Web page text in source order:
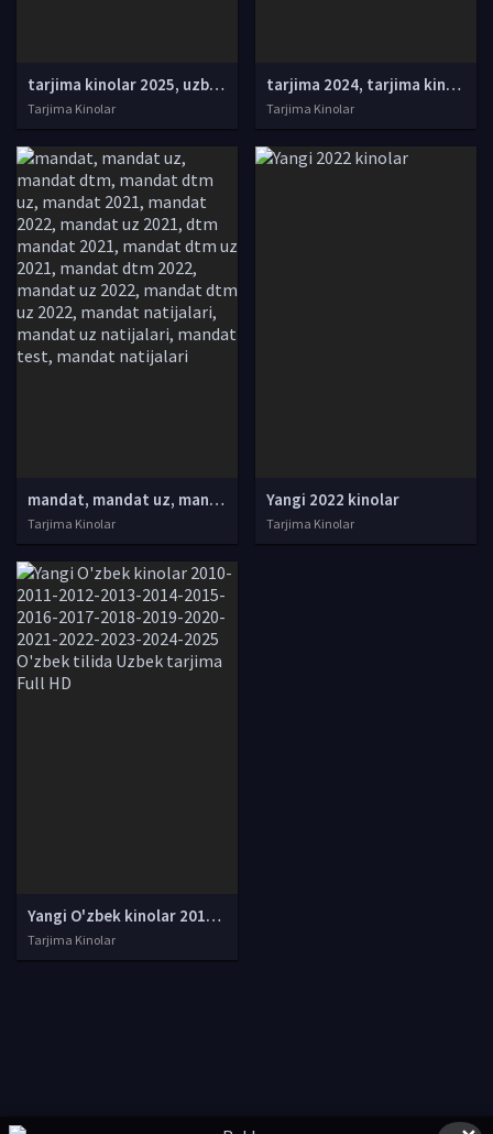
tarjima kinolar 2025, uzbek tarjima kinolar 2025, tarjima kinolar uzbek tilida 2025, tarjima kinolar o zbek 2025, tarjima kinolar o zbek tilida 2025, yangi tarjima kinolar 2025, uzmovi tarjima kinolar 2025, uzmovi com tarjima kinolar 2025, uzbekcha t
Tarjima Kinolar
tarjima 2024, tarjima kinolar 2024, uzbek tarjima 2024, tarjima kinolar tilida tilida 2024, uzbek tilida tarjima 2024, kino tarjima 2024, uzbek tarjima kinolar 2024, tarjima kinolar 2024 uzbek tilida, tarjima kinolar 2024 o zbek, tarjima kinolar 2024
Tarjima Kinolar
mandat, mandat uz, mandat dtm, mandat dtm uz, mandat 2021, mandat 2022, mandat uz 2021, dtm mandat 2021, mandat dtm uz 2021, mandat dtm 2022, mandat uz 2022, mandat dtm uz 2022, mandat natijalari, mandat uz natijalari, mandat test, mandat natijalari
Tarjima Kinolar
Yangi 2022 kinolar
Tarjima Kinolar
Yangi O'zbek kinolar 2010-2011-2012-2013-2014-2015-2016-2017-2018-2019-2020-2021-2022-2023-2024-2025 O'zbek tilida Uzbek tarjima Full HD
Tarjima Kinolar